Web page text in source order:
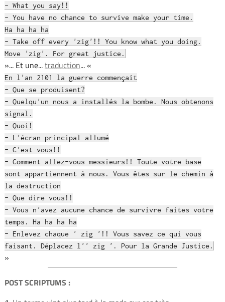
- What you say!!
- You have no chance to survive make your time.
Ha ha ha ha
- Take off every 'zig'!! You know what you doing.
Move 'zig'. For great justice.
»... Et une...traduction... «
En l'an 2101 la guerre commençait
- Que se produisent?
- Quelqu'un nous a installés la bombe. Nous obtenons
signal.
- Quoi!
- L'écran principal allumé
- C'est vous!!
- Comment allez-vous messieurs!! Toute votre base
sont appartiennent à nous. Vous êtes sur le chemin à
la destruction
- Que dire vous!!
- Vous n'avez aucune chance de survivre faites votre
temps. Ha ha ha ha
- Enlevez chaque ' zig '!! Vous savez ce qui vous
faisant. Déplacez l'' zig '. Pour la Grande Justice.
»
POST SCRIPTUMS :